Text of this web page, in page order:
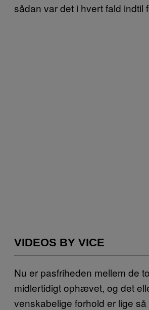
sådan var det i hvert fald indtil
VIDEOS BY VICE
Nu er pasfriheden mellem de
midlertidigt ophævet, og det
venskabelige forhold er lige